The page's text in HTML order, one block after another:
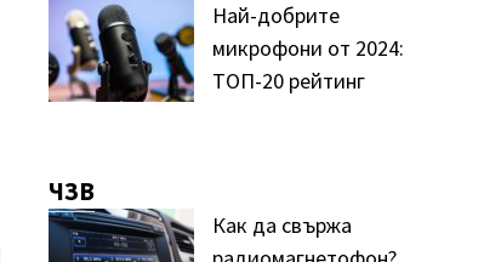
Най-добрите
микрофони от 2024:
ТОП-20 рейтинг
ЧЗВ
Как да свържа